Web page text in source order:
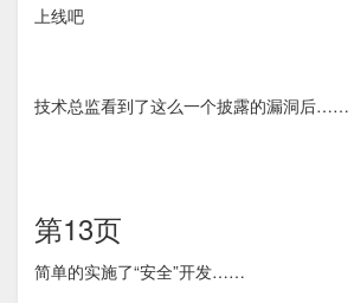
上线吧
技术总监看到了这么一个披露的漏洞后……
第13页
简单的实施了“安全”开发……